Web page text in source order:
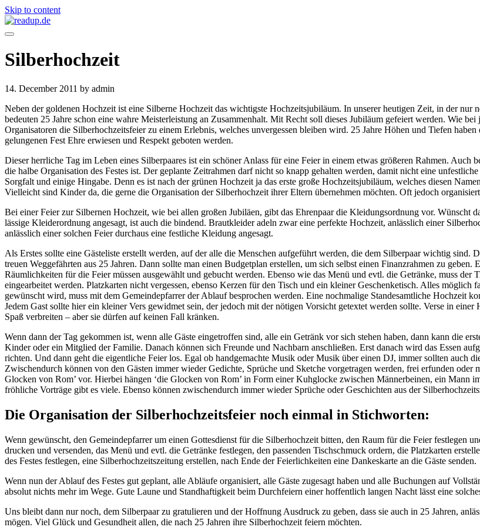
Skip to content
Silberhochzeit
14. December 2011 by admin
Neben der goldenen Hochzeit ist eine Silberne Hochzeit das wichtigste Hochzeitsjubiläum. In unserer heutigen Zeit, in der
bedeuten 25 Jahre schon eine wahre Meisterleistung an Zusammenhalt. Mit Recht soll dieses Jubiläum gefeiert werden. Wie
Organisatoren die Silberhochzeitsfeier zu einem Erlebnis, welches unvergessen bleiben wird. 25 Jahre Höhen und Tiefen
gelungenen Fest Ehre erwiesen und Respekt geboten werden.
Dieser herrliche Tag im Leben eines Silberpaares ist ein schöner Anlass für eine Feier in einem etwas größeren Rahmen. Auch
die halbe Organisation des Festes ist. Der geplante Zeitrahmen darf nicht so knapp gehalten werden, damit nicht eine
Sorgfalt und einige Hingabe. Denn es ist nach der grünen Hochzeit ja das erste große Hochzeitsjubiläum, welches diesen
Vielleicht sind Kinder da, die gerne die Organisation der Silberhochzeit ihrer Eltern übernehmen möchten. Oft jedoch organisiert
Bei einer Feier zur Silbernen Hochzeit, wie bei allen großen Jubiläen, gibt das Ehrenpaar die Kleidungsordnung vor. Wünscht
lässige Kleiderordnung angesagt, ist auch die bindend. Brautkleider adeln zwar eine perfekte Hochzeit, anlässlich einer
anlässlich einer solchen Feier durchaus eine festliche Kleidung angesagt.
Als Erstes sollte eine Gästeliste erstellt werden, auf der alle die Menschen aufgeführt werden, die dem Silberpaar wichtig sind.
treuen Weggefährten aus 25 Jahren. Dann sollte man einen Budgetplan erstellen, um sich selbst einen Finanzrahmen zu
Räumlichkeiten für die Feier müssen ausgewählt und gebucht werden. Ebenso wie das Menü und evtl. die Getränke, muss
eingearbeitet werden. Platzkarten nicht vergessen, ebenso Kerzen für den Tisch und ein kleiner Geschenketisch. Alles
gewünscht wird, muss mit dem Gemeindepfarrer der Ablauf besprochen werden. Eine nochmalige Standesamtliche Hochzeit
Jedem Gast sollte hier ein kleiner Vers gewidmet sein, der jedoch mit der nötigen Vorsicht getextet werden sollte. Verse in
Spaß verbreiten – aber sie dürfen auf keinen Fall kränken.
Wenn dann der Tag gekommen ist, wenn alle Gäste eingetroffen sind, alle ein Getränk vor sich stehen haben, dann kann die
Kinder oder ein Mitglied der Familie. Danach können sich Freunde und Nachbarn anschließen. Erst danach wird das Essen
richten. Und dann geht die eigentliche Feier los. Egal ob handgemachte Musik oder Musik über einen DJ, immer sollten auch
Zwischendurch können von den Gästen immer wieder Gedichte, Sprüche und Sketche vorgetragen werden, frei erfunden
Glocken von Rom’ vor. Hierbei hängen ‘die Glocken von Rom’ in Form einer Kuhglocke zwischen Männerbeinen, ein Mann
fröhliche Vorträge gibt es viele. Ebenso können zwischendurch immer wieder Sprüche oder Geschichten aus der
Die Organisation der Silberhochzeitsfeier noch einmal in Stichworten:
Wenn gewünscht, den Gemeindepfarrer um einen Gottesdienst für die Silberhochzeit bitten, den Raum für die Feier festlegen
drucken und versenden, das Menü und evtl. die Getränke festlegen, den passenden Tischschmuck ordern, die Platzkarten
des Festes festlegen, eine Silberhochzeitszeitung erstellen, nach Ende der Feierlichkeiten eine Dankeskarte an die Gäste senden.
Wenn nun der Ablauf des Festes gut geplant, alle Abläufe organisiert, alle Gäste zugesagt haben und alle Buchungen auf
absolut nichts mehr im Wege. Gute Laune und Standhaftigkeit beim Durchfeiern einer hoffentlich langen Nacht lässt eine
Uns bleibt dann nur noch, dem Silberpaar zu gratulieren und der Hoffnung Ausdruck zu geben, dass sie auch in 25 Jahren,
mögen. Viel Glück und Gesundheit allen, die nach 25 Jahren ihre Silberhochzeit feiern möchten.